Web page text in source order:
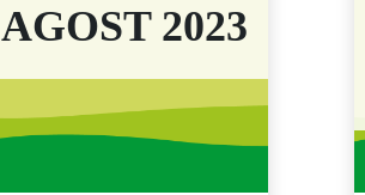
AGOST 2023